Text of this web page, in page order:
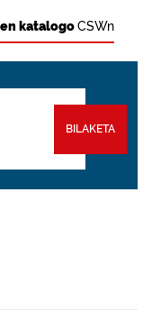
katalogoCSWn
BILAKETA